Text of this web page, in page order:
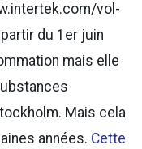
vol-
du 1er juin
mais elle
Mais cela
années. Cette